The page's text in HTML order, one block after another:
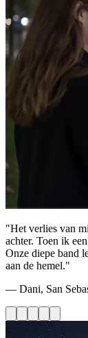
"Het verlies van
achter. Toen ik
Onze diepe band
aan de hemel."
— Dani, San